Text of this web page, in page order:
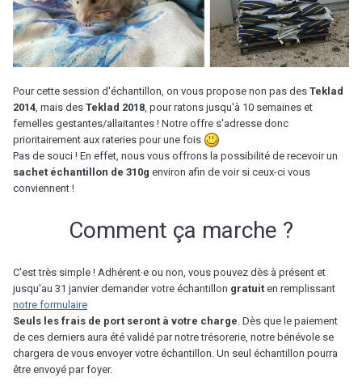
Pour cette session d'échantillon, on vous propose non pas des Teklad
2014 , mais des Teklad 2018 , pour ratons jusqu'à 10 semaines et
femelles gestantes/allaitantes ! Notre offre s'adresse donc
prioritairement aux rateries pour une fois
Pas de souci ! En effet, nous vous offrons la possibilité de recevoir un
sachet échantillon de 310g environ afin de voir si ceux-ci vous
conviennent !
Comment ça marche ?
C'est très simple ! Adhérent·e ou non, vous pouvez dès à présent et
jusqu'au 31 janvier demander votre échantillon gratuit en remplissant
notre formulaire
Seuls les frais de port seront à votre charge. Dès que le paiement
de ces derniers aura été validé par notre trésorerie, notre bénévole se
chargera de vous envoyer votre échantillon. Un seul échantillon pourra
être envoyé par foyer.